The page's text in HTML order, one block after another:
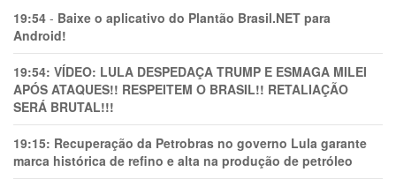
19:54 - Baixe o aplicativo do Plantão Brasil.NET para
Android!
19:54: VÍDEO: LULA DESPEDAÇA TRUMP E ESMAGA MILEI
APÓS ATAQUES!! RESPEITEM O BRASIL!! RETALIAÇÃO
SERÁ BRUTAL!!!
19:15: Recuperação da Petrobras no governo Lula garante
marca histórica de refino e alta na produção de petróleo